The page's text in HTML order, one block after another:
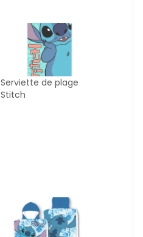
Serviette de plage
Stitch